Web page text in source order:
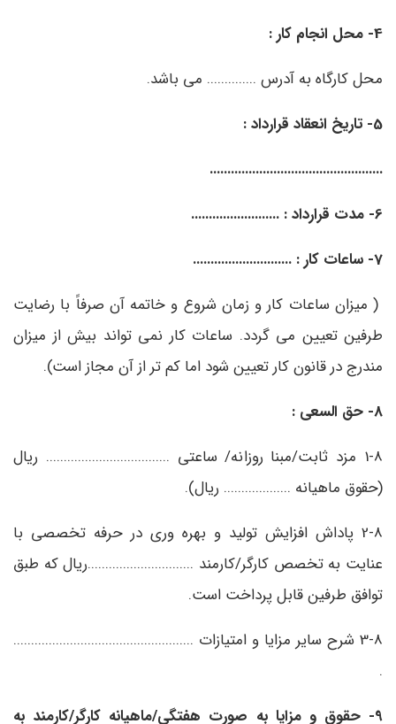
4- محل انجام کار :
محل کارگاه به آدرس .............. می باشد.
5- تاریخ انعقاد قرارداد :
.................................................
6- مدت قرارداد : .........................
7- ساعات کار : ............................
( میزان ساعات کار و زمان شروع و خاتمه آن صرفاً با رضایت
طرفین تعیین می گردد. ساعات کار نمی تواند بیش از میزان
مندرج در قانون کار تعیین شود اما کم تر از آن مجاز است).
8- حق السعی :
1-8 مزد ثابت/مبنا روزانه/ ساعتی ................................... ریال
(حقوق ماهیانه ................... ریال).
2-8 پاداش افزایش تولید و بهره وری در حرفه تخصصی با
عنایت به تخصص کارگر/کارمند ..............................ریال که طبق
توافق طرفین قابل پرداخت است.
3-8 شرح سایر مزایا و امتیازات ...................................................
.
9- حقوق و مزایا به صورت هفتگی/ماهیانه کارگر/کارمند به